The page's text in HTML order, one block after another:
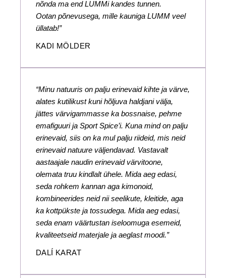
nõnda ma end LUMMi kandes tunnen.
Ootan põnevusega, mille kauniga LUMM veel
üllatab!”
KADI MÖLDER
“Minu natuuris on palju erinevaid kihte ja värve,
alates kutilikust kuni hõljuva haldjani välja,
jättes värvigammasse ka bossnaise, pehme
emafiguuri ja Sport Spice’i. Kuna mind on palju
erinevaid, siis on ka mul palju riideid, mis neid
erinevaid natuure väljendavad. Vastavalt
aastaajale naudin erinevaid värvitoone,
olemata truu kindlalt ühele. Mida aeg edasi,
seda rohkem kannan aga kimonoid,
kombineerides neid nii seelikute, kleitide, aga
ka kottpükste ja tossudega. Mida aeg edasi,
seda enam väärtustan iseloomuga esemeid,
kvaliteetseid materjale ja aeglast moodi.”
DALÍ KARAT